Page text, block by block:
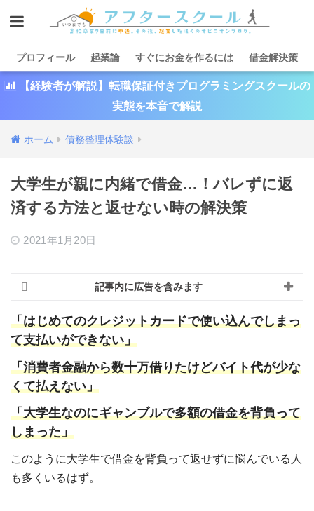
プロフィール 起業論 すぐにお金を作るには 借金解決策
【経験者が解説】転職保証付きプログラミングスクールの
実態を本音で解説
ホーム 債務整理体験談
大学生が親に内緒で借金…！バレずに返
済する方法と返せない時の解決策
2021年1月20日
記事内に広告を含みます
「はじめてのクレジットカードで使い込んでしまっ
て支払いができない」
「消費者金融から数十万借りたけどバイト代が少な
くて払えない」
「大学生なのにギャンブルで多額の借金を背負って
しまった」
このように大学生で借金を背負って返せずに悩んでいる人
も多くいるはず。